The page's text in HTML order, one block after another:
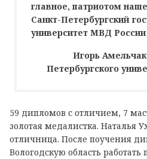
главное, патриотом
Санкт-Петербургский
университет МВД
Игорь
Петербургского
59 дипломов с отличием, 7
золотая медалистка. Наталья
отличница. После поучения
Вологодскую область